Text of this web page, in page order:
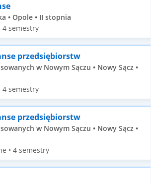
• Opole • II stopnia
4 semestry
przedsiębiorstw
w Nowym Sączu • Nowy Sącz •
4 semestry
przedsiębiorstw
w Nowym Sączu • Nowy Sącz •
• 4 semestry